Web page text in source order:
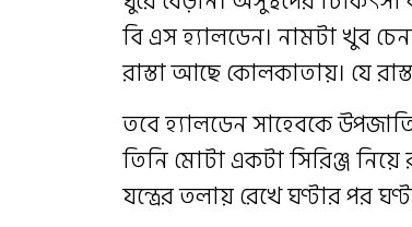
বি এস হ্যালডেন। নামটা খুব
রাস্তা আছে কোলকাতায়। যে
তবে হ্যালডেন সাহেবকে
তিনি মোটা একটা সিরিঞ্জ
যন্ত্রের তলায় রেখে ঘণ্টার পর